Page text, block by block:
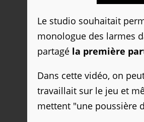
Le studio souhaitait
monologue des larmes
partagé la première
Dans cette vidéo, on
travaillait sur le jeu et
mettent "une poussière